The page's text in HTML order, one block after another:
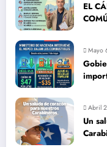
EL
Mayo
Abril
Un